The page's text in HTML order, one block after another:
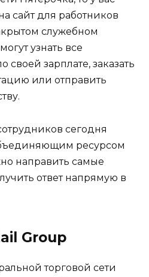
сайт для работников
служебном
узнать все
своей зарплате, заказать
или отправить
сегодня
ресурсом
направить самые
ответ напрямую в
Group
торговой сети